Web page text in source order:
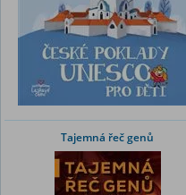
Tajemná řeč genů